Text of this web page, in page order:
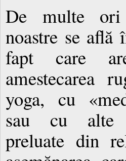
De multe
noastre se află
fapt care
amestecarea
yoga, cu
sau cu alte
preluate din